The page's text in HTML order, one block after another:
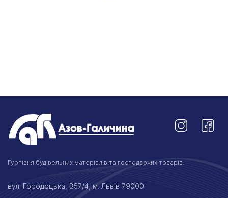
Гуртівня будівельних матеріалів та господарчих товарів.
вул. Городоцька, 357/4, м. Львів 79000